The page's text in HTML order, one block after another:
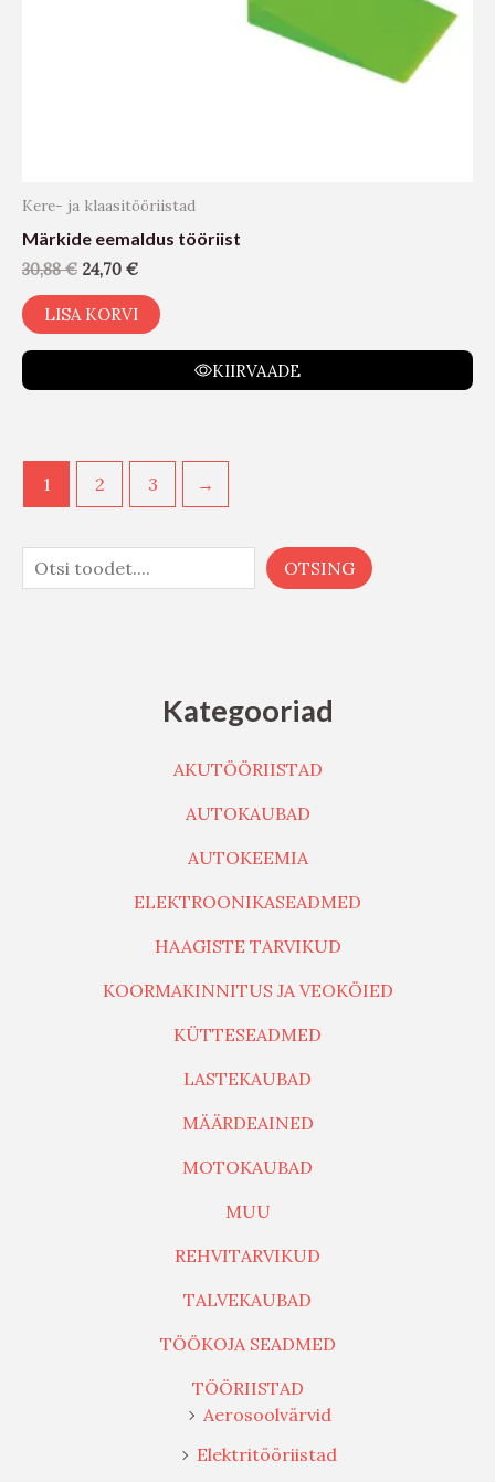
OTSING
Kategooriad
AKUTÖÖRIISTAD
AUTOKAUBAD
AUTOKEEMIA
ELEKTROONIKASEADMED
HAAGISTE TARVIKUD
KOORMAKINNITUS JA VEOKÖIED
KÜTTESEADMED
LASTEKAUBAD
MÄÄRDEAINED
MOTOKAUBAD
MUU
REHVITARVIKUD
TALVEKAUBAD
TÖÖKOJA SEADMED
TÖÖRIISTAD
Aerosoolvärvid
Elektritööriistad
Kere- ja klaasitööriistad
Märkide eemaldus tööriist
30,88€ 24,70 €
LISA KORVI
KIIRVAADE
1 2 3 →